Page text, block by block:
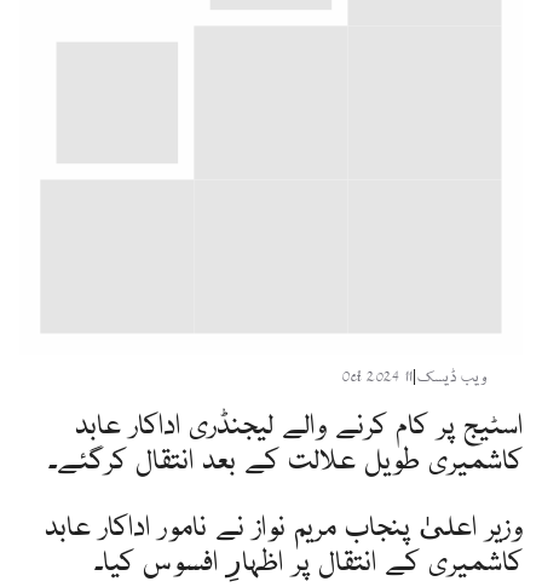
ویب ڈیسک 11 Oct 2024
اسٹیج پر کام کرنے والے لیجنڈری اداکار عابد
کاشمیری طویل علالت کے بعد انتقال کرگئے۔
وزیر اعلیٰ پنجاب مریم نواز نے نامور اداکار عابد
کاشمیری کے انتقال پر اظہارِ افسوس کیا۔